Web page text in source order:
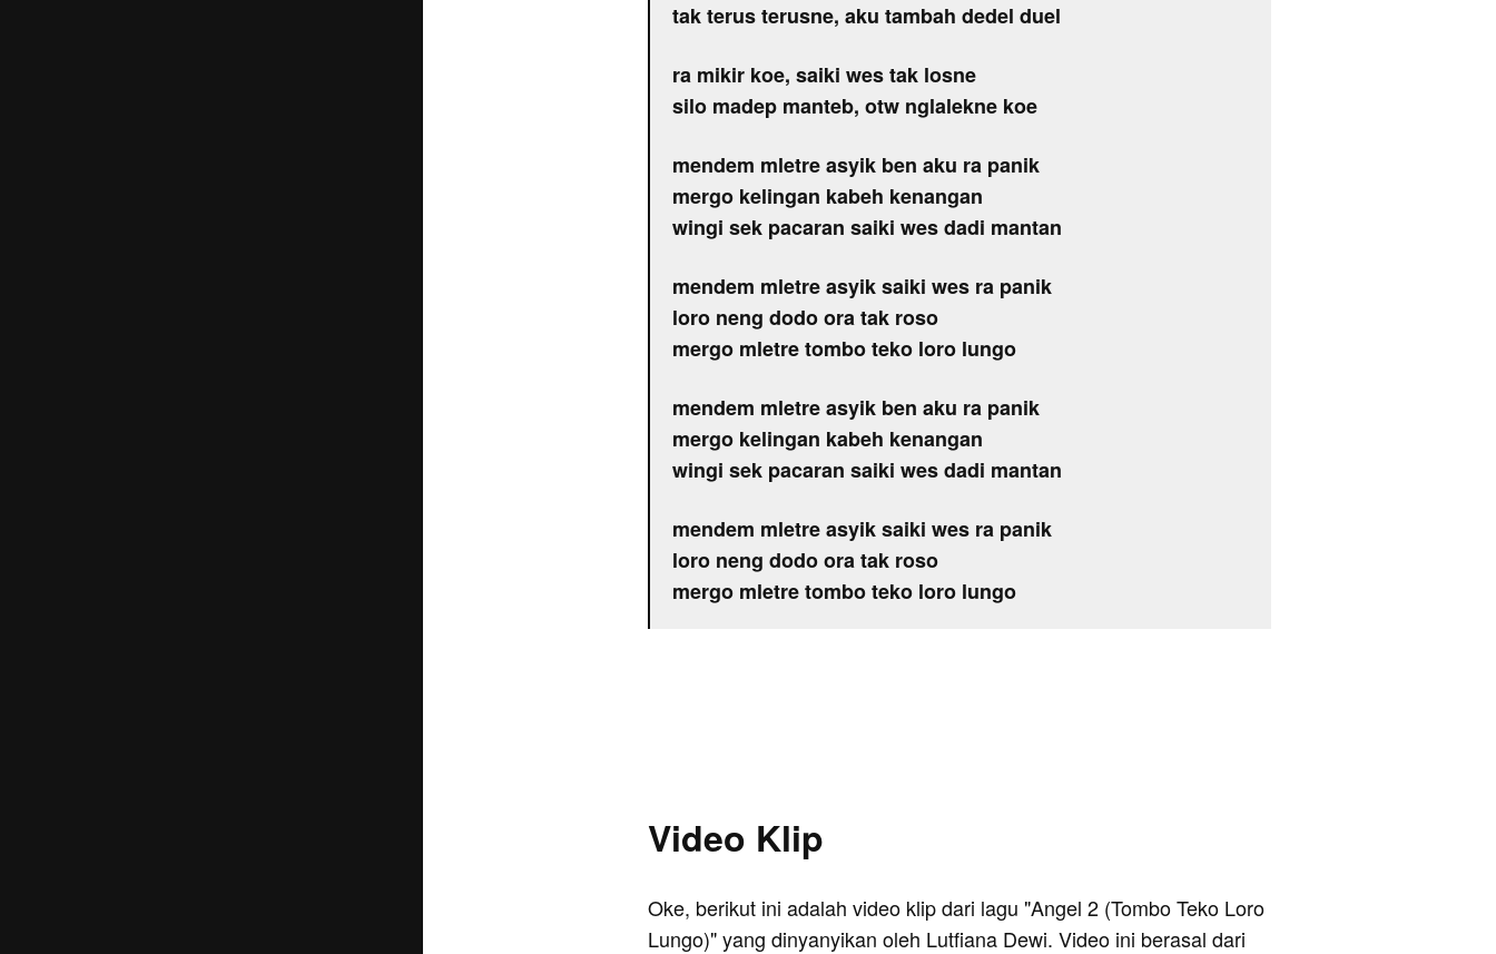
tak terus terusne, aku tambah dedel duel
ra mikir koe, saiki wes tak losne
silo madep manteb, otw nglalekne koe
mendem mletre asyik ben aku ra panik
mergo kelingan kabeh kenangan
wingi sek pacaran saiki wes dadi mantan
mendem mletre asyik saiki wes ra panik
loro neng dodo ora tak roso
mergo mletre tombo teko loro lungo
mendem mletre asyik ben aku ra panik
mergo kelingan kabeh kenangan
wingi sek pacaran saiki wes dadi mantan
mendem mletre asyik saiki wes ra panik
loro neng dodo ora tak roso
mergo mletre tombo teko loro lungo
Video Klip
Oke, berikut ini adalah video klip dari lagu "Angel 2 (Tombo Teko Loro
Lungo)" yang dinyanyikan oleh Lutfiana Dewi. Video ini berasal dari